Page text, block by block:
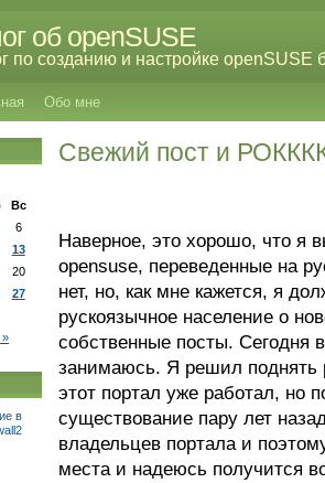
об openSUSE
по созданию и настройке openSUSE
Обо мне
Свежий пост и
Наверное, это хорошо, что я
opensuse, переведенные на
нет, но, как мне кажется, я
рускоязычное население о
собственные посты. Сегодня
занимаюсь. Я решил поднять
этот портал уже работал, но
существование пару лет
владельцев портала и
места и надеюсь получится
Вс
»
6
13
20
27
в